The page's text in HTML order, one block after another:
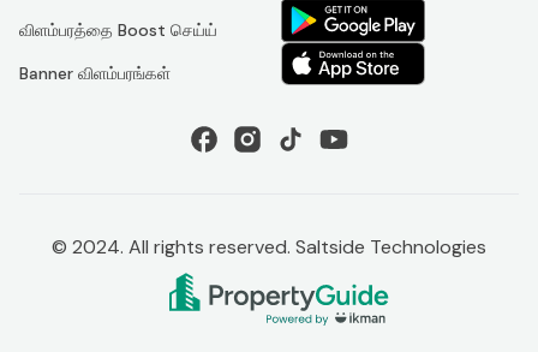
விளம்பரத்தை Boost செய்ய்
Banner விளம்பரங்கள்
© 2024. All rights reserved. Saltside Technologies